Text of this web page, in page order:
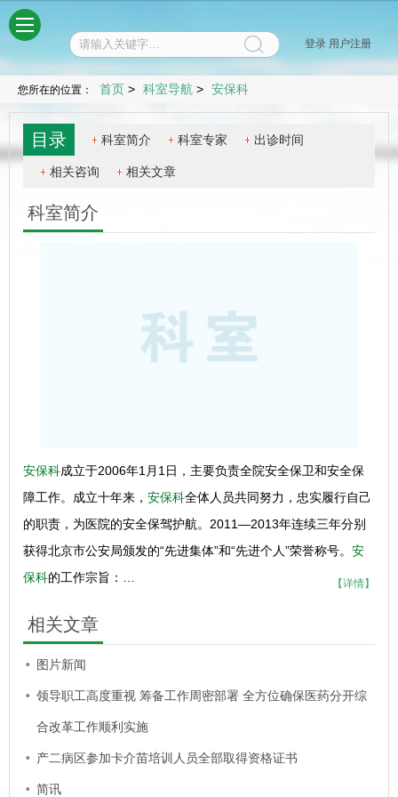
登录 用户注册
您所在的位置： 首页 > 科室导航 > 安保科
目录 科室简介 科室专家 出诊时间
相关咨询 相关文章
科室简介
安保科成立于2006年1月1日，主要负责全院安全保卫和安全保
障工作。成立十年来， 安保科全体人员共同努力，忠实履行自己
的职责，为医院的安全保驾护航。2011—2013年连续三年分别
获得北京市公安局颁发的“先进集体”和“先进个人”荣誉称号。 安
保科的工作宗旨：… 【详情】
相关文章
图片新闻
领导职工高度重视 筹备工作周密部署 全方位确保医药分开综
合改革工作顺利实施
产二病区参加卡介苗培训人员全部取得资格证书
简讯